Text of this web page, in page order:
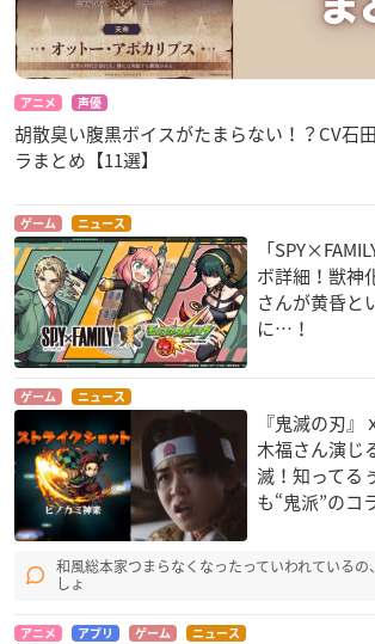
アニメ 声優
胡散臭い腹黒ボイスがたまらない！？CV石
ラまとめ【11選】
ゲーム ニュース
「
ボ詳細！獣神
さんが黄昏と
に…！
ゲーム ニュース
『鬼滅の刃
木福さん演じ
滅！知ってる
も“鬼派”のコ
和風総本家つまらなくなったっていわれているの
しょ
アニメ アプリ ゲーム ニュース